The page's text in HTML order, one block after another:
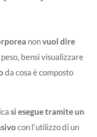
nonvuol dire
bensì visualizzare
da cosa è composto
si esegue tramite un
con l’utilizzo di un